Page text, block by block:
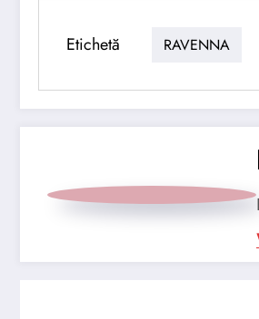
Etichetă RAVENNA